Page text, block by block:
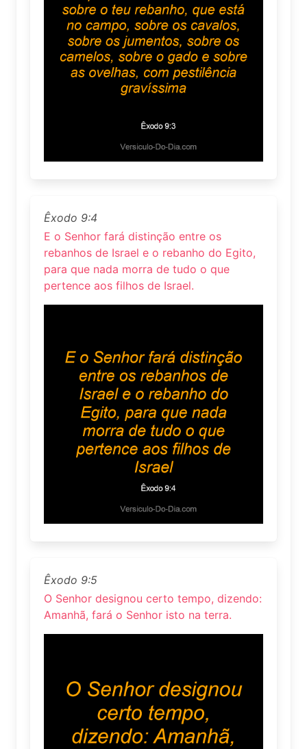
Êxodo 9:4
E o Senhor fará distinção entre os
rebanhos de Israel e o rebanho do Egito,
para que nada morra de tudo o que
pertence aos filhos de Israel.
Êxodo 9:5
O Senhor designou certo tempo, dizendo:
Amanhã, fará o Senhor isto na terra.